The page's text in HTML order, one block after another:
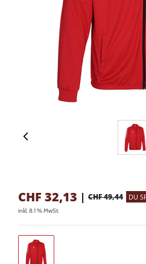
CHF 32,13 | CHF 49,44 DU
inkl. 8.1 % MwSt.